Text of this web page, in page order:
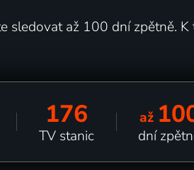
až 100 dní zpětně.
176
TV stanic
až
dní